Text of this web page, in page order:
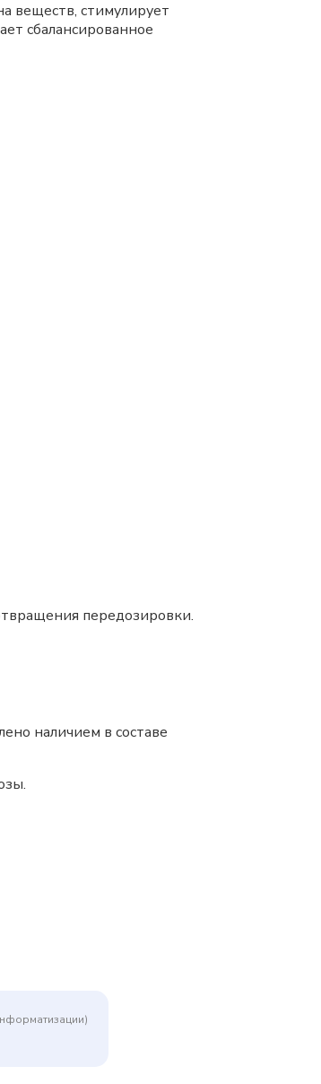
веществ, стимулирует
сбалансированное
передозировки.
наличием в составе